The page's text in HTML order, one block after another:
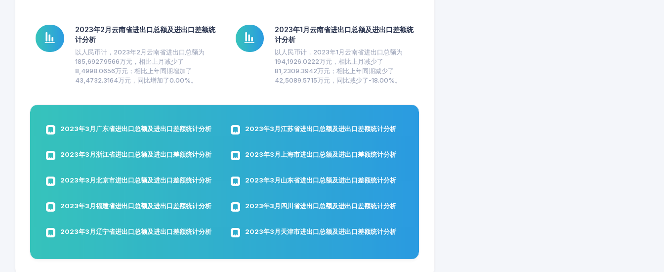
2023年2月云南省进出口总额及进出口差额统
计分析
以人民币计，2023年2月云南省进出口总额为
185,6927.9566万元，相比上月减少了
8,4998.0656万元；相比上年同期增加了
43,4732.3164万元，同比增加了0.00%。
2023年1月云南省进出口总额及进出口差额统
计分析
以人民币计，2023年1月云南省进出口总额为
194,1926.0222万元，相比上月减少了
81,2309.3942万元；相比上年同期减少了
42,5089.5715万元，同比减少了-18.00%。
2023年3月广东省进出口总额及进出口差额统计分析 2023年3月江苏省进出口总额及进出口差额统计分析
2023年3月浙江省进出口总额及进出口差额统计分析 2023年3月上海市进出口总额及进出口差额统计分析
2023年3月北京市进出口总额及进出口差额统计分析 2023年3月山东省进出口总额及进出口差额统计分析
2023年3月福建省进出口总额及进出口差额统计分析 2023年3月四川省进出口总额及进出口差额统计分析
2023年3月辽宁省进出口总额及进出口差额统计分析 2023年3月天津市进出口总额及进出口差额统计分析